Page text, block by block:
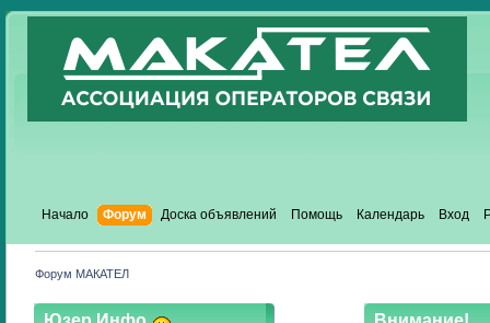
Начало Форум Доска объявлений Помощь Календарь Вход
Форум МАКАТЕЛ